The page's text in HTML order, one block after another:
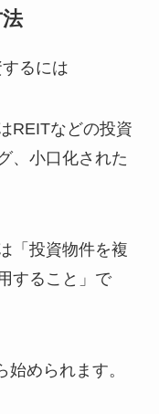
REITなどの投資
、小口化された
「投資物件を複
すること」で
められます。